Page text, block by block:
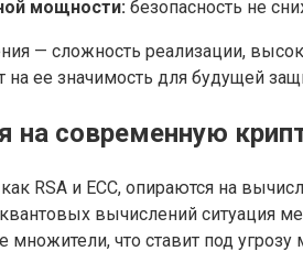
мощности: безопасность не
— сложность реализации,
на ее значимость для будущей
на современную
RSA и ECC, опираются на
вычислений ситуация
что ставит под